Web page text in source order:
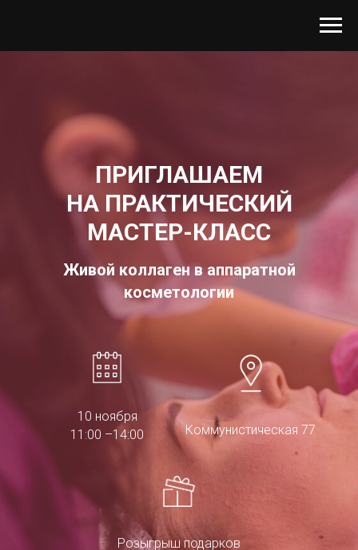
ПРИГЛАШАЕМ
НА ПРАКТИЧЕСКИЙ
МАСТЕР-КЛАСС
Живой коллаген в аппаратной
косметологии
10 ноября
11:00 –14:00
Коммунистическая 77
Розыгрыш подарков